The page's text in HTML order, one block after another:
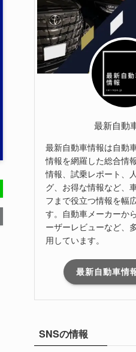
最新自動
最新自動車情報は自動
情報を網羅した総合情
情報、試乗レポート、
グ、お得な情報など、
フまで役立つ情報を幅
す。自動車メーカーか
ーザーレビューなど、
用しています。
最新自動車情
SNSの情報